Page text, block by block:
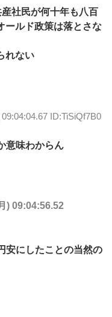
社民が何十年も八百
ールド政策は落とさな
れない
ID:TiSiQf7B0
意味わからん
) 09:04:56.52
安にしたことの当然の